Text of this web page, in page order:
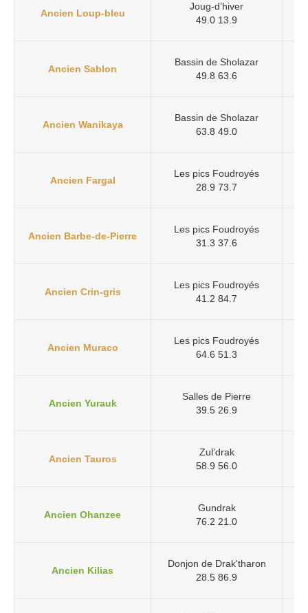
Ancien Loup-bleu
Joug-d’hiver
49.0 13.9
Ancien Sablon
Bassin de Sholazar
49.8 63.6
Ancien Wanikaya
Bassin de Sholazar
63.8 49.0
Ancien Fargal
Les pics Foudroyés
28.9 73.7
Ancien Barbe-de-Pierre
Les pics Foudroyés
31.3 37.6
Ancien Crin-gris
Les pics Foudroyés
41.2 84.7
Ancien Muraco
Les pics Foudroyés
64.6 51.3
Ancien Yurauk
Salles de Pierre
39.5 26.9
Ancien Tauros
Zul’drak
58.9 56.0
Ancien Ohanzee
Gundrak
76.2 21.0
Ancien Kilias
Donjon de Drak'tharon
28.5 86.9